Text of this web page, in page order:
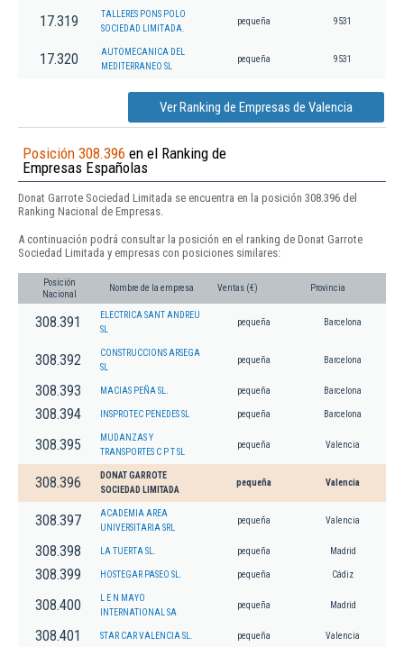
17.319
TALLERES PONS POLO
SOCIEDAD LIMITADA.
pequeña 9531
17.320
AUTOMECANICA DEL
MEDITERRANEO SL
pequeña 9531
Ver Ranking de Empresas de Valencia
Posición 308.396 en el Ranking de
Empresas Españolas
Donat Garrote Sociedad Limitada se encuentra en la posición 308.396 del
Ranking Nacional de Empresas.
A continuación podrá consultar la posición en el ranking de Donat Garrote
Sociedad Limitada y empresas con posiciones similares:
Posición
Nacional
Nombre de la empresa Ventas (€) Provincia
308.391
ELECTRICA SANT ANDREU
SL
pequeña Barcelona
308.392
CONSTRUCCIONS ARSEGA
SL
pequeña Barcelona
308.393 MACIAS PEÑA SL. pequeña Barcelona
308.394 INSPROTEC PENEDES SL pequeña Barcelona
308.395
MUDANZAS Y
TRANSPORTES C P T SL
pequeña Valencia
308.396
DONAT GARROTE
SOCIEDAD LIMITADA
pequeña Valencia
308.397
ACADEMIA AREA
UNIVERSITARIA SRL
pequeña Valencia
308.398 LA TUERTA SL. pequeña Madrid
308.399 HOSTEGAR PASEO SL. pequeña Cádiz
308.400
L E N MAYO
INTERNATIONAL SA
pequeña Madrid
308.401 STAR CAR VALENCIA SL. pequeña Valencia